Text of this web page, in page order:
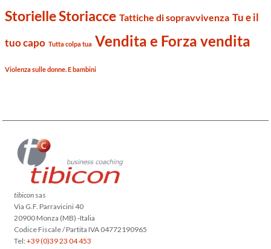
Storielle Storiacce Tattiche di sopravvivenza Tu e il
tuo capo Tutta colpa tua Vendita e Forza vendita
Violenza sulle donne. E bambini
tibicon sas
Via G.F. Parravicini 40
20900 Monza (MB) -Italia
Codice Fiscale / Partita IVA 04772190965
Tel:+39 (0)39 23 04 453